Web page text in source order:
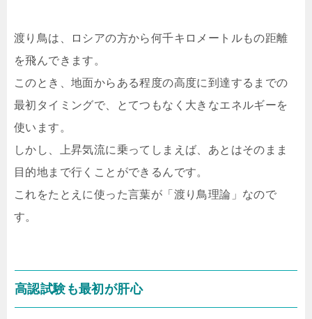
渡り鳥は、ロシアの方から何千キロメートルもの距離
を飛んできます。
このとき、地面からある程度の高度に到達するまでの
最初タイミングで、とてつもなく大きなエネルギーを
使います。
しかし、上昇気流に乗ってしまえば、あとはそのまま
目的地まで行くことができるんです。
これをたとえに使った言葉が「渡り鳥理論」なので
す。
高認試験も最初が肝心